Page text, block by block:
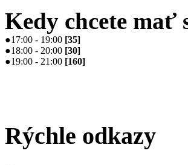
Kedy chcete mať
●17:00 - 19:00 [35]
●18:00 - 20:00 [30]
●19:00 - 21:00 [160]
Rýchle odkazy